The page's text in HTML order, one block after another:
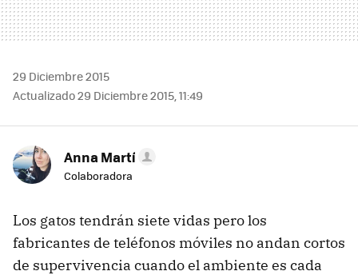
29 Diciembre 2015
Actualizado 29 Diciembre 2015, 11:49
Anna Martí
Colaboradora
Los gatos tendrán siete vidas pero los
fabricantes de teléfonos móviles no andan cortos
de supervivencia cuando el ambiente es cada